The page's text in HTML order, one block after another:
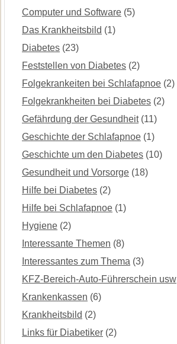
Computer und Software (5)
Das Krankheitsbild (1)
Diabetes (23)
Feststellen von Diabetes (2)
Folgekrankeiten bei Schlafapnoe (2)
Folgekrankheiten bei Diabetes (2)
Gefährdung der Gesundheit(11)
Geschichte der Schlafapnoe (1)
Geschichte um den Diabetes (10)
Gesundheit und Vorsorge (18)
Hilfe bei Diabetes (2)
Hilfe bei Schlafapnoe (1)
Hygiene (2)
Interessante Themen (8)
Interessantes zum Thema (3)
KFZ-Bereich-Auto-Führerschein usw
Krankenkassen (6)
Krankheitsbild (2)
Links für Diabetiker (2)